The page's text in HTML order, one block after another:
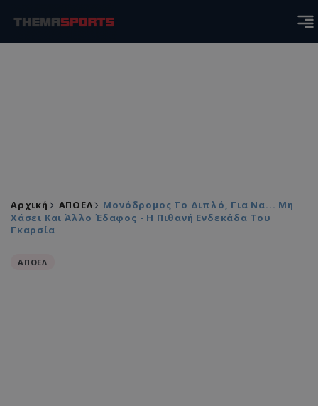
Αρχική ΑΠΟΕΛ
Μονόδρομος Το Διπλό, Για Να... Μη
Χάσει Και Άλλο Έδαφος - Η Πιθανή Ενδεκάδα Του
Γκαρσία
ΑΠΟΕΛ